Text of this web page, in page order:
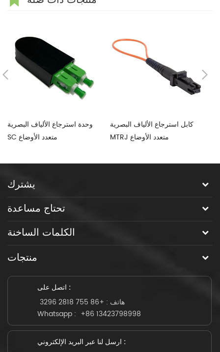
وحدة استرجاع الألياف البصرية
SC متعدد الأوضاع
كابل استرجاع الألياف البصرية
MTRJ متعدد الأوضاع
يشترك
تحتاج مساعدة
الكلمات الساخنة
منتجات
اتصل على :
هاتف : +86 755 2818 3296
Whatsapp : +86 13423798998
ارسل لنا عبر البريد الإلكتروني :